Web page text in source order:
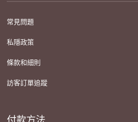
常見問題
私隱政策
條款和細則
訪客訂單追蹤